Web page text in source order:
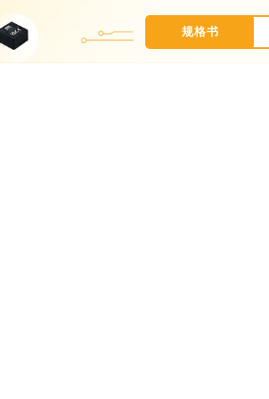
规格书